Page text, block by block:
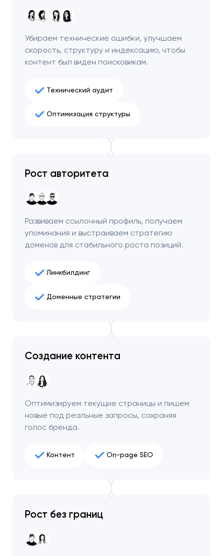
Убираем технические ошибки, улучшаем
скорость, структуру и индексацию, чтобы
контент был виден поисковикам.
Технический аудит
Оптимизация структуры
Рост авторитета
Развиваем ссылочный профиль, получаем
упоминания и выстраиваем стратегию
доменов для стабильного роста позиций.
Линкбилдинг
Доменные стратегии
Создание контента
Оптимизируем текущие страницы и пишем
новые под реальные запросы, сохраняя
голос бренда.
Контент On-page SEO
Рост без границ
Закрыть